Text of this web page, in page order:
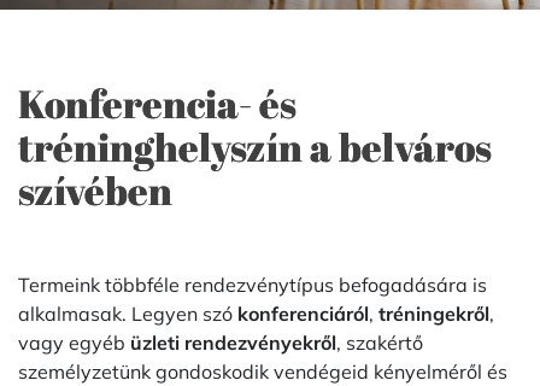
Konferencia- és
tréninghelyszín a belváros
szívében
Termeink többféle rendezvénytípus befogadására is
alkalmasak. Legyen szó konferenciáról, tréningekről,
vagy egyéb üzleti rendezvényekről, szakértő
személyzetünk gondoskodik vendégeid kényelméről és